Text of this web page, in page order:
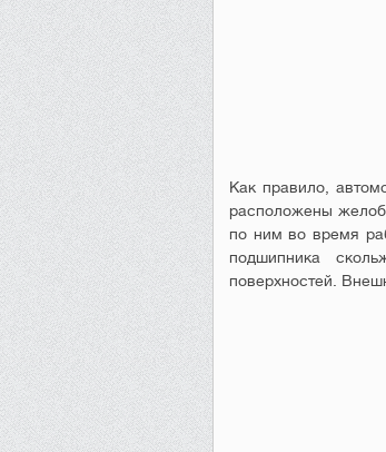
Как правило,
расположены
по ним во время
подшипника
поверхностей.